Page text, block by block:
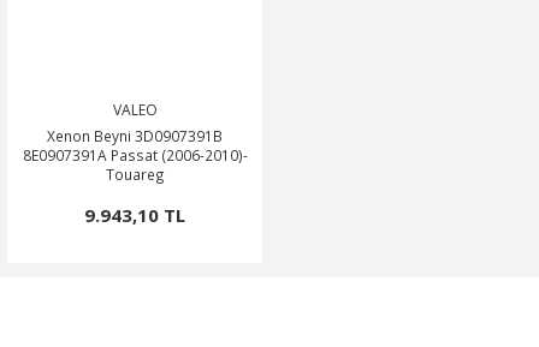
VALEO
Xenon Beyni 3D0907391B
8E0907391A Passat (2006-2010)-
Touareg
9.943,10 TL